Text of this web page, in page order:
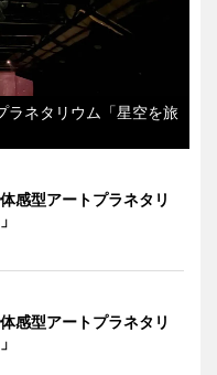
ラネタリウム「星空を旅
感型アートプラネタリ
」
感型アートプラネタリ
」